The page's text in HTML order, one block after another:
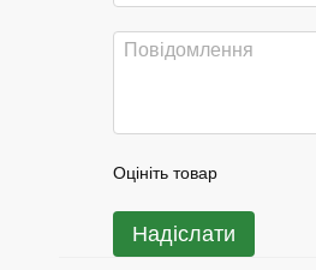
Оцініть товар
Надіслати